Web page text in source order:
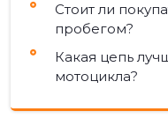
Стоит ли
пробегом?
Какая цепь
мотоцикла?